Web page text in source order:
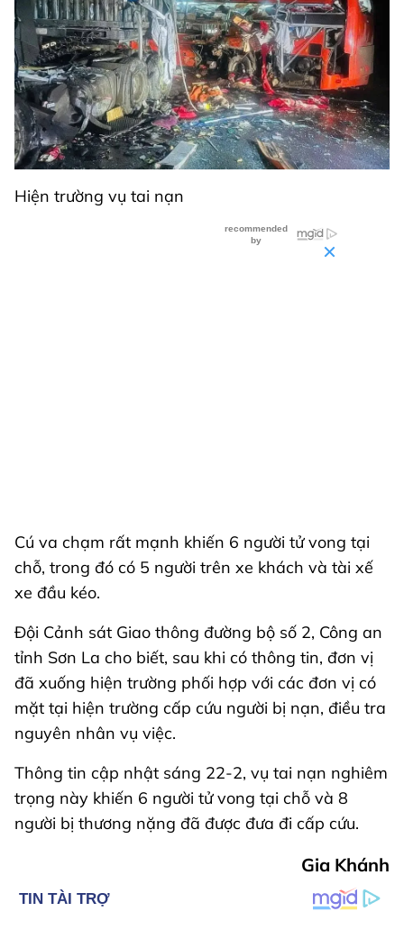
Hiện trường vụ tai nạn
Cú va chạm rất mạnh khiến 6 người tử vong tại
chỗ, trong đó có 5 người trên xe khách và tài xế
xe đầu kéo.
Đội Cảnh sát Giao thông đường bộ số 2, Công an
tỉnh Sơn La cho biết, sau khi có thông tin, đơn vị
đã xuống hiện trường phối hợp với các đơn vị có
mặt tại hiện trường cấp cứu người bị nạn, điều tra
nguyên nhân vụ việc.
Thông tin cập nhật sáng 22-2, vụ tai nạn nghiêm
trọng này khiến 6 người tử vong tại chỗ và 8
người bị thương nặng đã được đưa đi cấp cứu.
Gia Khánh